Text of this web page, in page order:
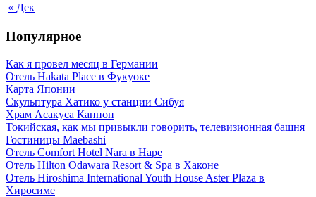
« Дек
Популярное
Как я провел месяц в Германии
Отель Hakata Place в Фукуоке
Карта Японии
Скульптура Хатико у станции Сибуя
Храм Асакуса Каннон
Токийская, как мы привыкли говорить, телевизионная башня
Гостиницы Maebashi
Отель Comfort Hotel Nara в Наре
Отель Hilton Odawara Resort & Spa в Хаконе
Отель Hiroshima International Youth House Aster Plaza в
Хиросиме